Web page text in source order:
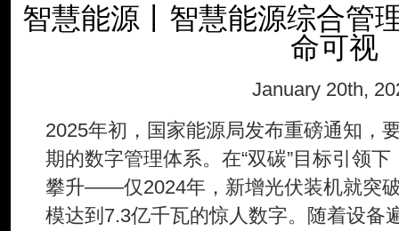
智慧能源丨智慧能源综合管
命可视
January 20th,
2025年初，国家能源局发布重磅通知，
期的数字管理体系。在“双碳”目标引领
攀升——仅2024年，新增光伏装机就突
模达到7.3亿千瓦的惊人数字。随着设备